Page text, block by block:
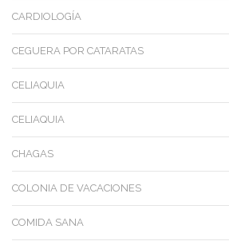
CARDIOLOGÍA
CEGUERA POR CATARATAS
CELIAQUIA
CELIAQUIA
CHAGAS
COLONIA DE VACACIONES
COMIDA SANA